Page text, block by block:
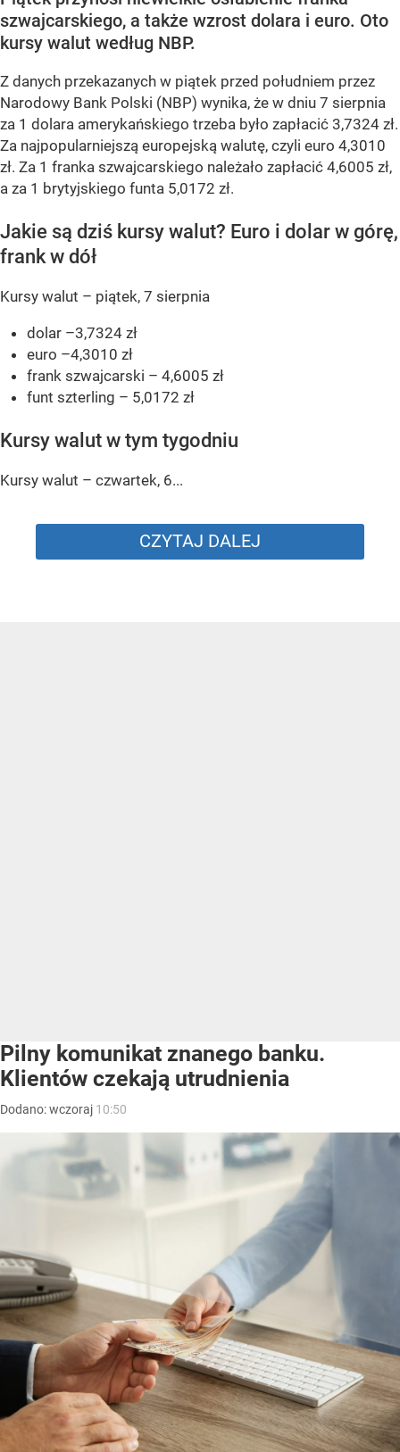
szwajcarskiego, a także wzrost dolara i euro. Oto
kursy walut według NBP.
Z danych przekazanych w piątek przed południem przez
Narodowy Bank Polski (NBP) wynika, że w dniu 7 sierpnia
za 1 dolara amerykańskiego trzeba było zapłacić 3,7324 zł.
Za najpopularniejszą europejską walutę, czyli euro 4,3010
zł. Za 1 franka szwajcarskiego należało zapłacić 4,6005 zł,
a za 1 brytyjskiego funta 5,0172 zł.
Jakie są dziś kursy walut? Euro i dolar w górę,
frank w dół
Kursy walut – piątek, 7 sierpnia
dolar –3,7324 zł
euro –4,3010 zł
frank szwajcarski – 4,6005 zł
funt szterling – 5,0172 zł
Kursy walut w tym tygodniu
Kursy walut – czwartek, 6...
CZYTAJ DALEJ
Pilny komunikat znanego banku.
Klientów czekają utrudnienia
Dodano:wczoraj 10:50